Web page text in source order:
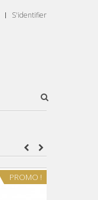
S'identifier
PROMO !